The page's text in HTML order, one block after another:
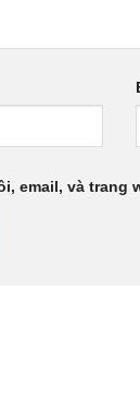
email, và trang